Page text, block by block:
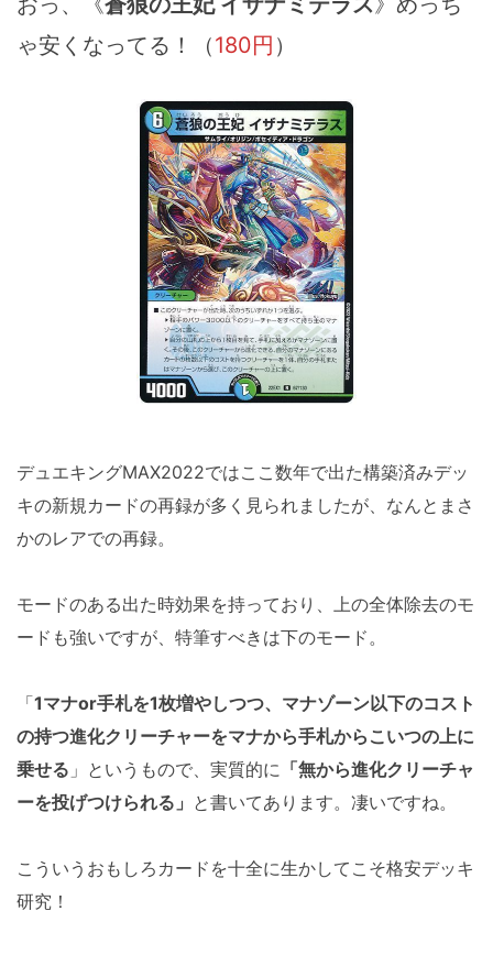
ゃ安くなってる！（180円 ）
デュエキングMAX2022ではここ数年で出た構築済みデッ
キの新規カードの再録が多く見られましたが、なんとまさ
かのレアでの再録。
モードのある出た時効果を持っており、上の全体除去のモ
ードも強いですが、特筆すべきは下のモード。
「1マナor手札を1枚増やしつつ、マナゾーン以下のコスト
の持つ進化クリーチャーをマナから手札からこいつの上に
乗せる 」というもので、実質的に 「無から進化クリーチャ
ーを投げつけられる」 と書いてあります。凄いですね。
こういうおもしろカードを十全に生かしてこそ格安デッキ
研究！